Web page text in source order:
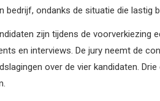
bedrijf, ondanks de situatie die lastig
zijn tijdens de voorverkiezing
en interviews. De jury neemt de
over de vier kandidaten.